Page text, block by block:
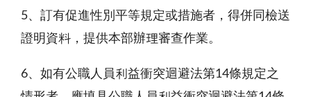
5、訂有促進性別平等規定或措施者，得併同檢送
證明資料，提供本部辦理審查作業。
6、如有公職人員利益衝突迴避法第14條規定之